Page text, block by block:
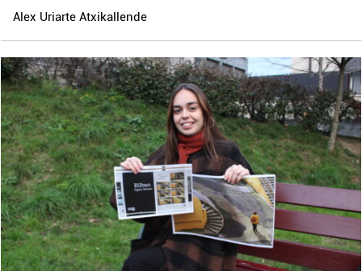
Alex Uriarte Atxikallende